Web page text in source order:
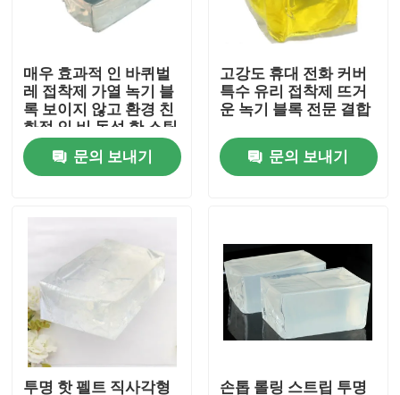
공장 투어
품질 관리
견적 요청
속건성 접착제 접착 테이프
카펫 접착 테이프
매우 효과적 인 바퀴벌
레 접착제 가열 녹기 블
록 보이지 않고 환경 친
화적 인 비 독성 한 스틱
문의 보내기
고강도 휴대 전화 커버
특수 유리 접착제 뜨거
운 녹기 블록 전문 결합
문의 보내기
투명 핫 펠트 직사각형 손톱 롤링 스트립 투명